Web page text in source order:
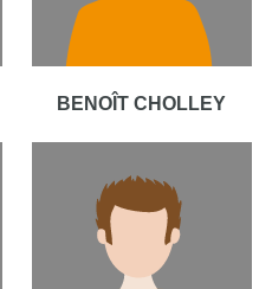
BENOÎT CHOLLEY